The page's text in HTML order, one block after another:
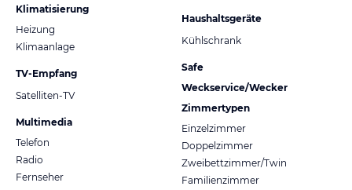
Klimatisierung
Heizung
Klimaanlage
TV-Empfang
Satelliten-TV
Multimedia
Telefon
Radio
Fernseher
Haushaltsgeräte
Kühlschrank
Safe
Weckservice/Wecker
Zimmertypen
Einzelzimmer
Doppelzimmer
Zweibettzimmer/Twin
Familienzimmer